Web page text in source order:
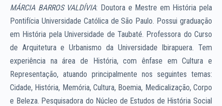
MÁRCIA BARROS VALDÍVIA: Doutora e Mestre em História pela
Pontifícia Universidade Católica de São Paulo. Possui graduação
em História pela Universidade de Taubaté. Professora do Curso
de Arquitetura e Urbanismo da Universidade Ibirapuera. Tem
experiência na área de História, com ênfase em Cultura e
Representação, atuando principalmente nos seguintes temas:
Cidade, História, Memória, Cultura, Boemia, Medicalização, Corpo
e Beleza. Pesquisadora do Núcleo de Estudos de História Social